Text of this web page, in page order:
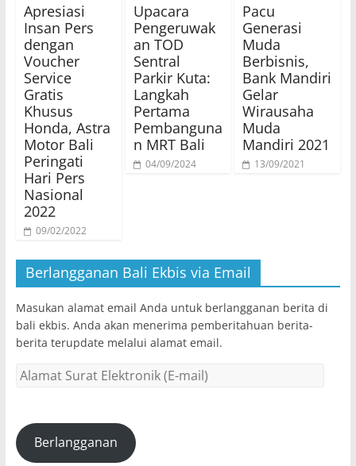
Apresiasi
Insan Pers
dengan
Voucher
Service
Gratis
Khusus
Honda, Astra
Motor Bali
Peringati
Hari Pers
Nasional
2022
09/02/2022
Upacara
Pengeruwak
an TOD
Sentral
Parkir Kuta:
Langkah
Pertama
Pembanguna
n MRT Bali
04/09/2024
Pacu
Generasi
Muda
Berbisnis,
Bank Mandiri
Gelar
Wirausaha
Muda
Mandiri 2021
13/09/2021
Berlangganan Bali Ekbis via Email
Masukan alamat email Anda untuk berlangganan berita di
bali ekbis. Anda akan menerima pemberitahuan berita-
berita terupdate melalui alamat email.
Alamat
(E-
mail)Berlangganan